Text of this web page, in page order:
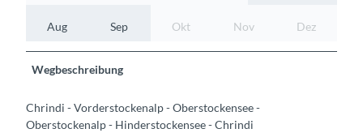
Aug Sep Okt Nov Dez
Wegbeschreibung
Chrindi - Vorderstockenalp - Oberstockensee -
Oberstockenalp - Hinderstockensee - Chrindi